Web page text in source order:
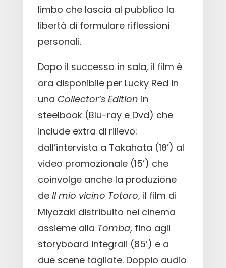
limbo che lascia al pubblico la
libertà di formulare riflessioni
personali.
Dopo il successo in sala, il film è
ora disponibile per Lucky Red in
una Collector’s Edition in
steelbook (Blu-ray e Dvd) che
include extra di rilievo:
dall’intervista a Takahata (18’) al
video promozionale (15’) che
coinvolge anche la produzione
de Il mio vicino Totoro, il film di
Miyazaki distribuito nei cinema
assieme alla Tomba, fino agli
storyboard integrali (85’) e a
due scene tagliate. Doppio audio